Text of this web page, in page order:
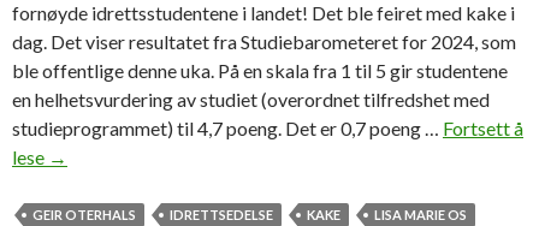
g
s
t
u
d
e
fornøyde idrettsstudentene i landet! Det ble feiret med kake i
dag. Det viser resultatet fra Studiebarometeret for 2024, som
ble offentlige denne uka. På en skala fra 1 til 5 gir studentene
en helhetsvurdering av studiet (overordnet tilfredshet med
studieprogrammet) til 4,7 poeng. Det er 0,7 poeng … Fortsett å
lese N
r
→
GEIR OTERHALS IDRETTSEDELSE KAKE
LISA MARIE OS